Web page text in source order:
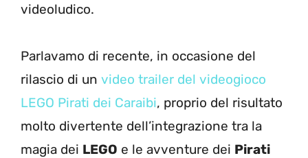
videoludico.
Parlavamo di recente, in occasione del
rilascio di un video trailer del videogioco
LEGO Pirati dei Caraibi, proprio del risultato
molto divertente dell’integrazione tra la
magia dei LEGO e le avventure dei Pirati